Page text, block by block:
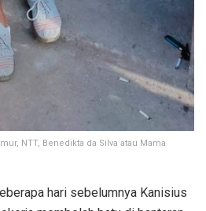
NTT, Benedikta da Silva atau Mama
hari sebelumnya Kanisius